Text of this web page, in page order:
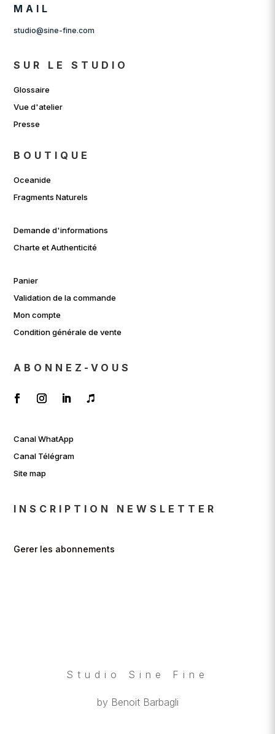
MAIL
studio@sine-fine.com
SUR LE STUDIO
Glossaire
Vue d'atelier
Presse
BOUTIQUE
Oceanide
Fragments Naturels
Demande d'informations
Charte et Authenticité
Panier
Validation de la commande
Mon compte
Condition générale de vente
ABONNEZ-VOUS
Canal WhatApp
Canal Télégram
Site map
INSCRIPTION NEWSLETTER
Gerer les abonnements
Studio Sine Fine
by Benoit Barbagli